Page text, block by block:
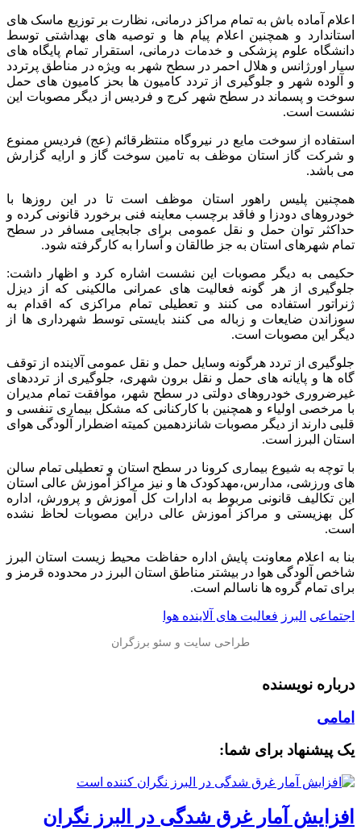
اعلام آماده باش به تمام مراکز درمانی، نظارت بر توزیع ماسک های
استاندارد و همچنین اعلام پیام ها و توصیه های بهداشتی توسط
دانشگاه علوم پزشکی و خدمات درمانی، استقرار تمام پایگاه های
سیار اورژانس و هلال احمر در سطح شهر به ویژه در مناطق پرتردد
و آلوده شهر و جلوگیری از تردد کامیون ها بحز کامیون های حمل
سوخت و پسماند در سطح شهر کرج و فردیس از دیگر مصوبات این
نشست است.
استفاده از سوخت مایع در نیروگاه منتظرقائم (عج) فردیس ممنوع
و شرکت گاز استان موظف به تامین سوخت گاز و ارایه گزارش
می باشد.
همچنین پلیس راهور استان موظف است تا در این روزها با
خودروهای دودزا و فاقد برچسب معاینه فنی برخورد قانونی کرده و
حداکثر توان حمل و نقل عمومی برای جابجایی مسافر در سطح
تمام شهرهای استان به جز طالقان و آسارا به کارگرفته شود.
حکیمی به دیگر مصوبات این نشست اشاره کرد و اظهار داشت:
جلوگیری از هر گونه فعالیت های عمرانی مالکینی که از دیزل
ژنراتور استفاده می کنند و تعطیلی تمام مراکزی که اقدام به
سوزاندن ضایعات و زباله می کنند بایستی توسط شهرداری ها از
دیگر این مصوبات است.
جلوگیری از تردد هرگونه وسایل حمل و نقل عمومی آلاینده از توقف
گاه ها و پایانه های حمل و نقل برون شهری، جلوگیری از ترددهای
غیرضروری خودروهای دولتی در سطح شهر، موافقت تمام مدیران
با مرخصی اولیاء و همچنین با کارکنانی که مشکل بیماری تنفسی و
قلبی دارند از دیگر مصوبات شانزدهمین کمیته اضطرار آلودگی هوای
استان البرز است.
با توچه به شیوع بیماری کرونا در سطح استان و تعطیلی تمام سالن
های ورزشی، مدارس،‌مهدکودک ها و نیز مراکز آموزش عالی استان
این تکالیف قانونی مربوط به ادارات کل آموزش و پرورش، اداره
کل بهزیستی و مراکز آموزش عالی دراین مصوبات لحاظ نشده
است.
بنا به اعلام معاونت پایش اداره حفاظت محیط زیست استان البرز
شاخص آلودگی هوا در بیشتر مناطق استان البرز در محدوده قرمز و
برای تمام گروه ها ناسالم است.
اجتماعی البرز فعالیت های آلاینده هوا
درباره نویسنده
امامی
یک پیشنهاد برای شما:
افزایش آمار غرق شدگی در البرز نگران